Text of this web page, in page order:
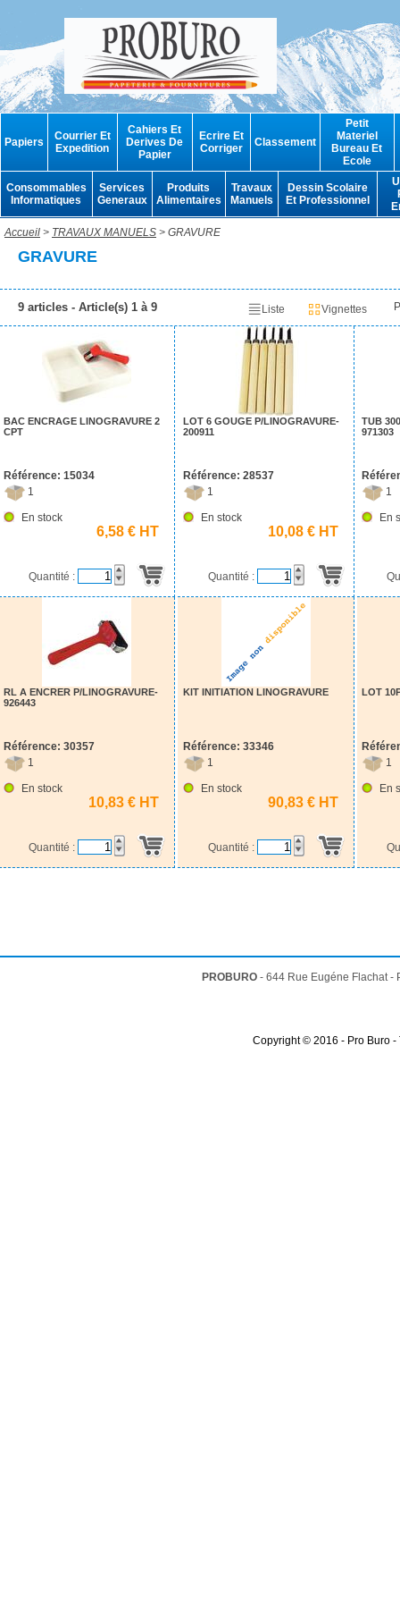
Papiers
Courrier Et
Expedition
Cahiers Et
Derives De
Papier
Ecrire Et
Corriger
Classement
Petit
Materiel
Bureau Et
Ecole
Consommables
Informatiques
Services
Generaux
Produits
Alimentaires
Travaux
Manuels
Dessin Scolaire
Et Professionnel
Accueil > TRAVAUX MANUELS > GRAVURE
GRAVURE
9 articles - Article(s) 1 à 9 Liste Vignettes
BAC ENCRAGE LINOGRAVURE 2
CPT
Référence: 15034
1
En stock
6,58 € HT
Quantité :
LOT 6 GOUGE P/LINOGRAVURE-
200911
Référence: 28537
1
En stock
10,08 € HT
Quantité :
TUB
971303
1
En
RL A ENCRER P/LINOGRAVURE-
926443
Référence: 30357
1
En stock
10,83 € HT
Quantité :
KIT INITIATION LINOGRAVURE
Référence: 33346
1
En stock
90,83 € HT
Quantité :
LOT
1
En
PROBURO - 644 Rue Eugéne Flachat -
Copyright © 2016 - Pro Buro